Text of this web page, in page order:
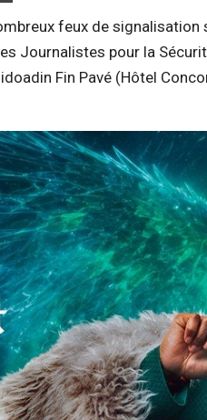
feux de
Journalistes pour la
Fin Pavé (Hôtel